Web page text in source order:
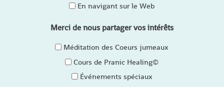
En navigant sur le Web
Merci de nous partager vos intérêts
Méditation des Coeurs jumeaux
Cours de Pranic Healing©
Événements spéciaux